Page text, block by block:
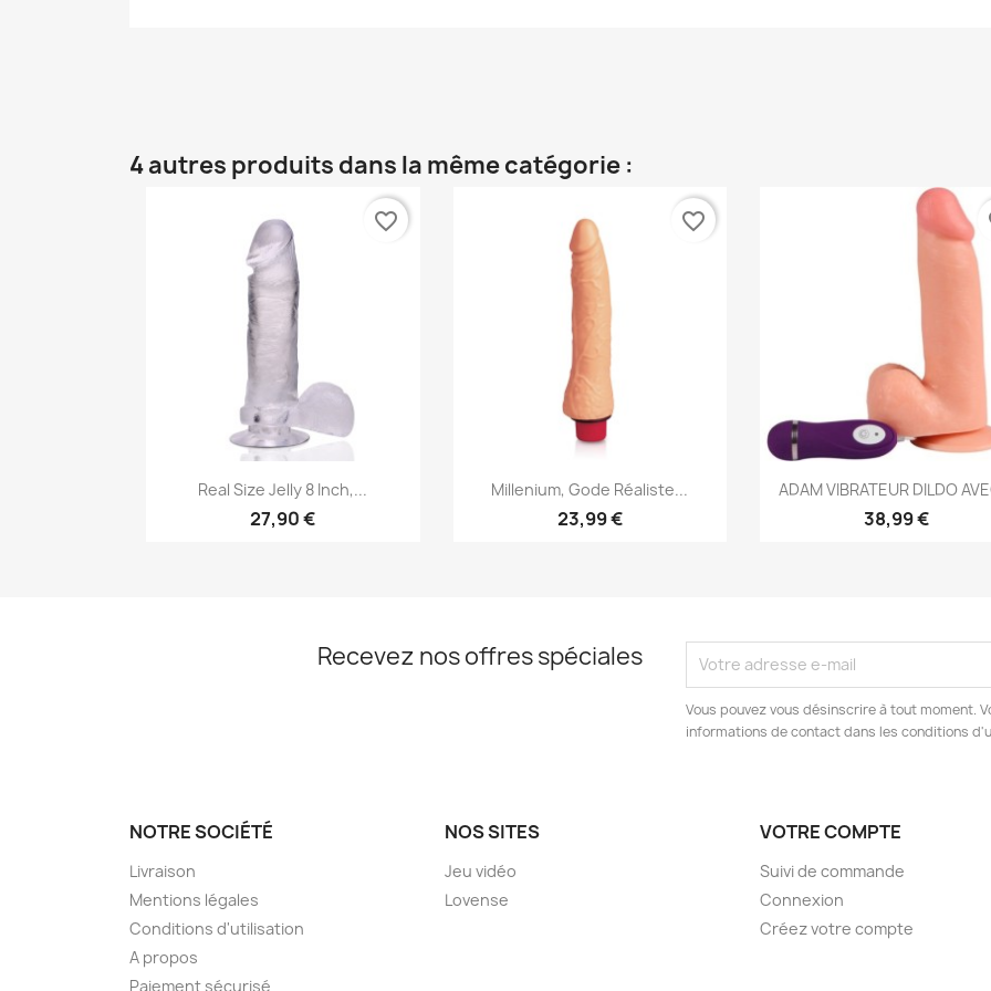
4 autres produits dans la même catégorie :
 Aperçu rapide
Real Size Jelly 8 Inch,...
27,90 €
favorite_border
Aperçu rapide
Millenium, Gode Réaliste...
23,99 €
favorite_border
Aperçu rapide
ADAM VIBRATEUR DILDO
38,99 €
Recevez nos offres spéciales
Vous pouvez vous désinscrire à tout moment.
informations de contact dans les conditions
NOTRE SOCIÉTÉ
Livraison
Mentions légales
Conditions d'utilisation
A propos
Paiement sécurisé
NOS SITES
Jeu vidéo
Lovense
VOTRE COMPTE
Suivi de commande
Connexion
Créez votre compte